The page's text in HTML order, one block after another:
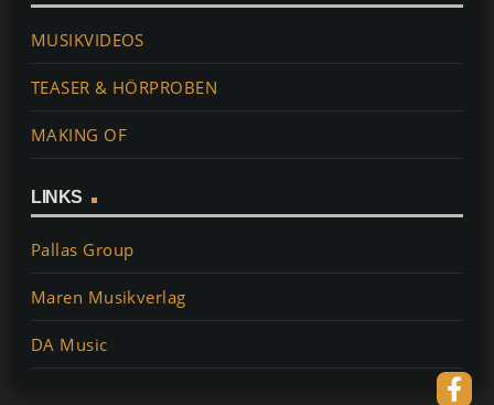
MUSIKVIDEOS
TEASER & HÖRPROBEN
MAKING OF
LINKS
Pallas Group
Maren Musikverlag
DA Music